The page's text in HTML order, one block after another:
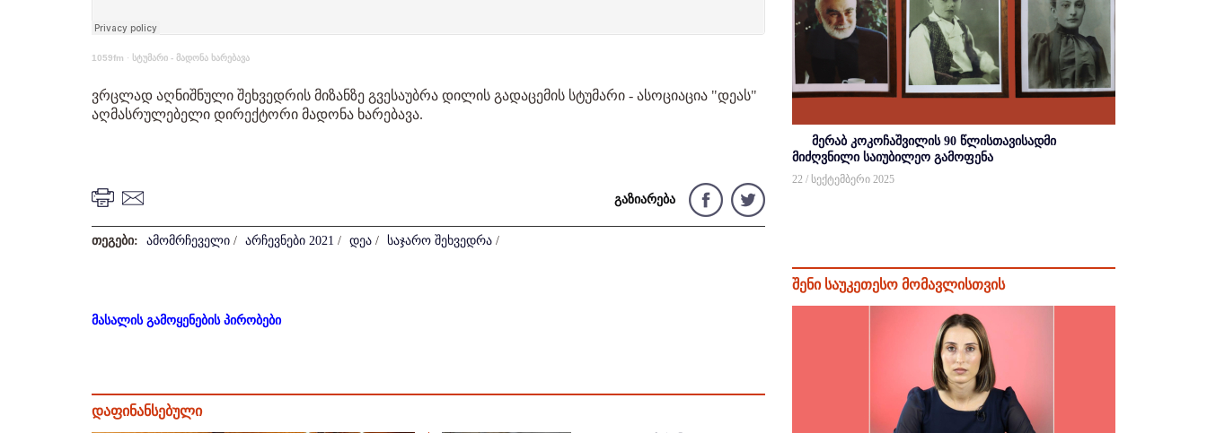
1059fm · სტუმარი - მადონა ხარებავა
ვრცლად აღნიშნული შეხვედრის მიზანზე გვესაუბრა დილის გადაცემის სტუმარი - ასოციაცია "დეას"
აღმასრულებელი დირექტორი მადონა ხარებავა.
გაზიარება
თეგები: ამომრჩეველი / არჩევნები 2021 / დეა / საჯარო შეხვედრა /
მასალის გამოყენების პირობები
დაფინანსებული
მერაბ კოკოჩაშვილის 90 წლისთავისადმი
მიძღვნილი საიუბილეო გამოფენა
22 / სექტემბერი 2025
შენი საუკეთესო მომავლისთვის